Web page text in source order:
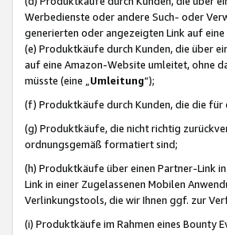
Werbedienste oder andere Such- oder
generierten oder angezeigten Link auf
(e) Produktkäufe durch Kunden, die über
auf eine Amazon-Website umleitet, ohne
müsste (eine „ Umleitung“);
(f) Produktkäufe durch Kunden, die die
(g) Produktkäufe, die nicht richtig
ordnungsgemäß formatiert sind;
(h) Produktkäufe über einen Partner-Link
Link in einer Zugelassenen Mobilen
Verlinkungstools, die wir Ihnen ggf. zur
(i) Produktkäufe im Rahmen eines Bounty